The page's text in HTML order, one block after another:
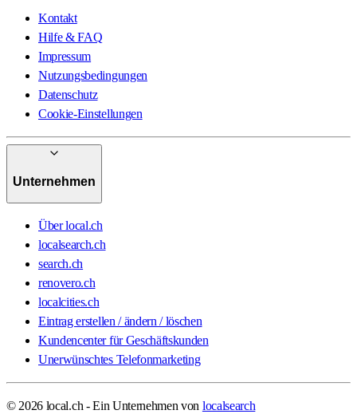
Kontakt
Hilfe & FAQ
Impressum
Nutzungsbedingungen
Datenschutz
Cookie-Einstellungen
Unternehmen
Über local.ch
localsearch.ch
search.ch
renovero.ch
localcities.ch
Eintrag erstellen / ändern / löschen
Kundencenter für Geschäftskunden
Unerwünschtes Telefonmarketing
© 2026 local.ch - Ein Unternehmen von localsearch